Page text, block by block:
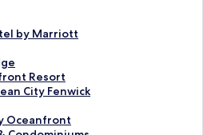
by Marriott
Resort
City Fenwick
Oceanfront